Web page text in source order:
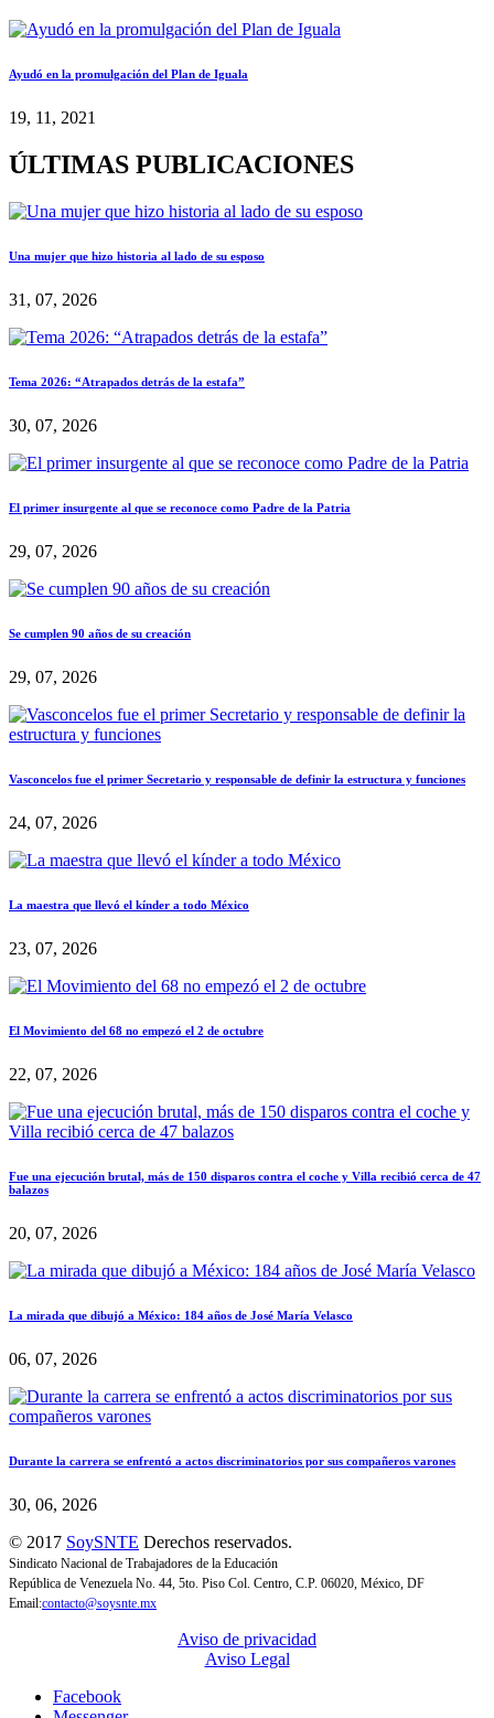
Ayudó en la promulgación del Plan de Iguala
19, 11, 2021
ÚLTIMAS PUBLICACIONES
Una mujer que hizo historia al lado de su esposo
31, 07, 2026
Tema 2026: “Atrapados detrás de la estafa”
30, 07, 2026
El primer insurgente al que se reconoce como Padre de la Patria
29, 07, 2026
Se cumplen 90 años de su creación
29, 07, 2026
Vasconcelos fue el primer Secretario y responsable de definir la estructura y funciones
24, 07, 2026
La maestra que llevó el kínder a todo México
23, 07, 2026
El Movimiento del 68 no empezó el 2 de octubre
22, 07, 2026
Fue una ejecución brutal, más de 150 disparos contra el coche y Villa recibió cerca de 47
balazos
20, 07, 2026
La mirada que dibujó a México: 184 años de José María Velasco
06, 07, 2026
Durante la carrera se enfrentó a actos discriminatorios por sus compañeros varones
30, 06, 2026
© 2017 SoySNTE Derechos reservados.
Sindicato Nacional de Trabajadores de la Educación
República de Venezuela No. 44, 5to. Piso Col. Centro, C.P. 06020, México, DF
Email:contacto@soysnte.mx
Aviso de privacidad
Aviso Legal
Facebook